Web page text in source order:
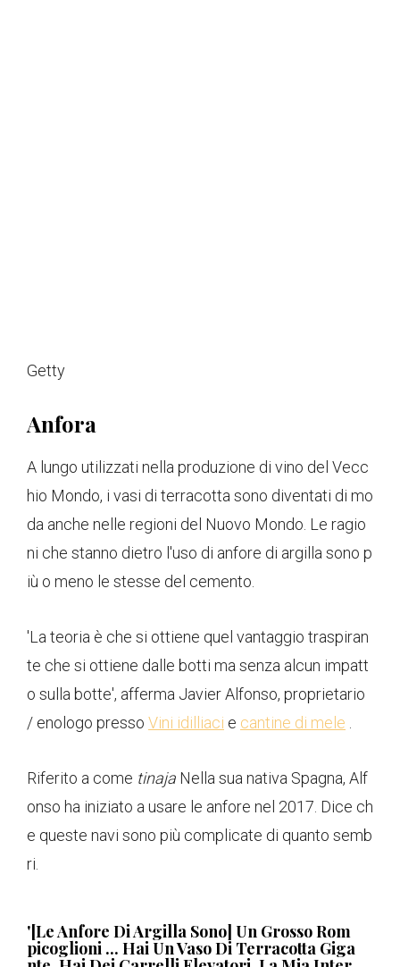
Getty
Anfora
A lungo utilizzati nella produzione di vino del Vecc
hio Mondo, i vasi di terracotta sono diventati di mo
da anche nelle regioni del Nuovo Mondo. Le ragio
ni che stanno dietro l'uso di anfore di argilla sono p
iù o meno le stesse del cemento.
'La teoria è che si ottiene quel vantaggio traspiran
te che si ottiene dalle botti ma senza alcun impatt
o sulla botte', afferma Javier Alfonso, proprietario
/ enologo presso Vini idilliaci e cantine di mele
Riferito a come tinaja Nella sua nativa Spagna, Alf
onso ha iniziato a usare le anfore nel 2017. Dice ch
e queste navi sono più complicate di quanto semb
ri.
'[Le Anfore Di Argilla Sono] Un Grosso Rom
Picoglioni ... Hai Un Vaso Di Terracotta Giga